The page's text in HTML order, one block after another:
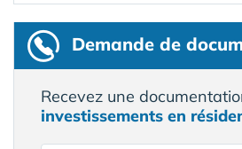
Demande de
Recevez une
investissements en